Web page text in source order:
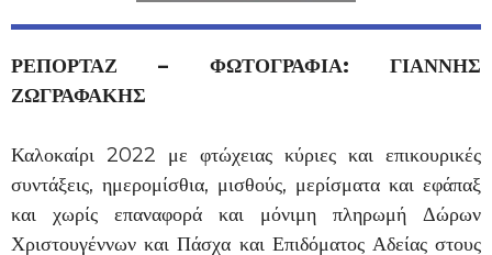
ΡΕΠΟΡΤΑΖ – ΦΩΤΟΓΡΑΦΙΑ: ΓΙΑΝΝΗΣ
ΖΩΓΡΑΦΑΚΗΣ
Καλοκαίρι 2022 με φτώχειας κύριες και επικουρικές
συντάξεις, ημερομίσθια, μισθούς, μερίσματα και εφάπαξ
και χωρίς επαναφορά και μόνιμη πληρωμή Δώρων
Χριστουγέννων και Πάσχα και Επιδόματος Αδείας στους